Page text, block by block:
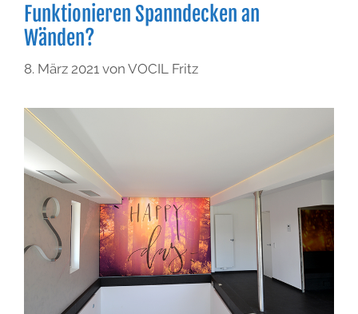
Funktionieren Spanndecken an
Wänden?
8. März 2021 von VOCIL Fritz